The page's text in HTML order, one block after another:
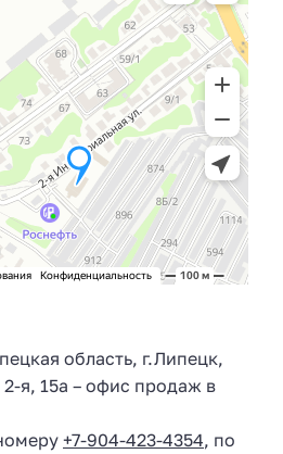
область, г.Липецк,
я, 15а – офис продаж в
+7-904-423-4354, по